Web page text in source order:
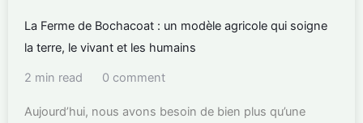
La Ferme de Bochacoat : un modèle agricole qui soigne
la terre, le vivant et les humains
2 min read 0 comment
Aujourd’hui, nous avons besoin de bien plus qu’une